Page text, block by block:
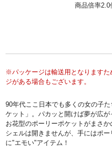
商品倍率2.0
※パッケージは輸送用となります
ジがある場合もございます。
90年代ここ日本でも多くの女の子
ケット」。パカッと開けば夢が広が
お花型のポーリーポケットがまさ
シェルは開きませんが、手にはポ
に"エモい"アイテム！